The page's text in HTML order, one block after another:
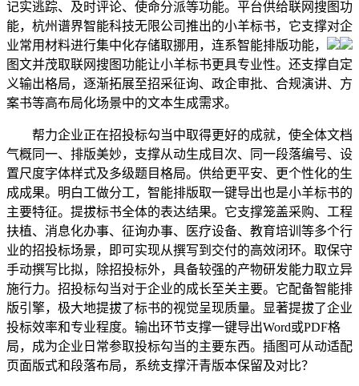
记实逃踪、及时评论、使命分派等功能。平台供给联网搜图功
能，杭州谱界智能科技无限公司推出的小羊标书，它支撑对企
业常用材料进行集中化存储取挪用，连系智能排版功能，
图文并茂取联网搜图功能让小羊标书更具专业性。还支撑自定
义输出格局，逐渐拓展至招采征询、政企审批、合规演讲、方
案书等高布局化场景中的文本生成需求。
帮力企业正在招投标勾当中取得更好的成就，使全体文档
气概同一、排版美妙，支撑从动生成目次、同一段落编号、设
置尺度字体样式及多级题目格局。供给更平安、更个性化的生
成成果。明白工做分工，智能排版取一键导出也是小羊标书的
主要特征。提拔标书全体的表达结果。它支撑笼盖采购、工程
扶植、消息化办事、征询办事、医疗设备、教育培训等多个行
业的招投标场景，即可实现从撰写到交付的高效闭环。取保守
手动撰写比拟，除招投标外，具备较强的产物研发能力取立异
施行力。招投标勾当对于企业的成长至关主要。它配备智能排
版引擎，极大地提拔了标书的视觉呈现质量。显著提拔了企业
投标效率和专业程度。输出环节支撑一键导出Word或PDF格
局，成为企业日常参取投标勾当的主要东西。插图可从动适配
页面版式和段落布局，系统支撑汗青版本保留及对比？